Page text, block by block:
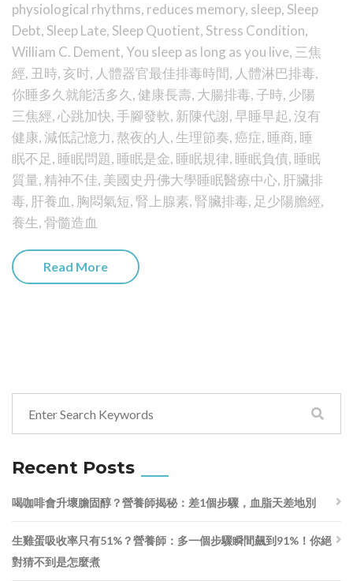
physiological rhythms, reduces memory, sleep, Sleep
Debt, Sleep Late, Sleep Quotient, Stress Condition,
William C. Dement, You sleep as long as you live, 三焦
經, 丑時,亥时, 人體器官最佳排毒時間, 人體淋巴排毒,
你睡多久就能活多久,健康長壽, 大腸排毒,子時, 少陽
三焦經,心跳加快,手腳發軟, 新陳代謝,早睡早起, 沒有
健康, 減低記憶力,熬夜的人, 生理節奏,癌症, 睡商, 睡
眠不足, 睡眠問題, 睡眠是金, 睡眠規律, 睡眠負債, 睡眠
質量,精神不佳, 美國史丹佛大學睡眠醫療中心, 肝臟排
毒, 肝養血, 胸悶氣短, 腎上腺素, 腎臟排毒, 足少陽膽經,
養生,骨髓造血
Read More
Recent Posts
喝咖啡會升壞膽固醇？營養師揭秘：差1個步驟，血脂天差地別
生雞蛋吸收率只有51%？營養師：多一個步驟瞬間飆到91%！你絕
對猜不到是怎麼煮